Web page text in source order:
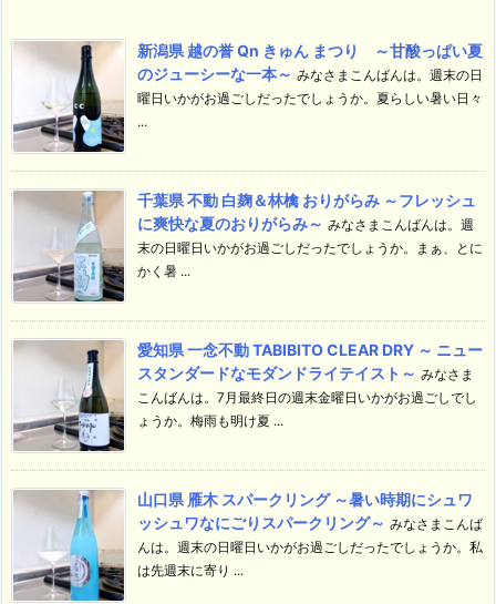
新潟県 越の誉 Qn きゅん まつり ～甘酸っぱい夏
のジューシーな一本～ みなさまこんばんは。週末の日
曜日いかがお過ごしだったでしょうか。夏らしい暑い日々
...
千葉県 不動 白麹＆林檎 おりがらみ ～フレッシュ
に爽快な夏のおりがらみ～ みなさまこんばんは。週
末の日曜日いかがお過ごしだったでしょうか。まぁ、とに
かく暑 ...
愛知県 一念不動 TABIBITO CLEAR DRY ～ ニュー
スタンダードなモダンドライテイスト～ みなさま
こんばんは。7月最終日の週末金曜日いかがお過ごしでし
ょうか。梅雨も明け夏 ...
山口県 雁木 スパークリング ～暑い時期にシュワ
ッシュワなにごりスパークリング～ みなさまこんば
んは。週末の日曜日いかがお過ごしだったでしょうか。私
は先週末に寄り ...